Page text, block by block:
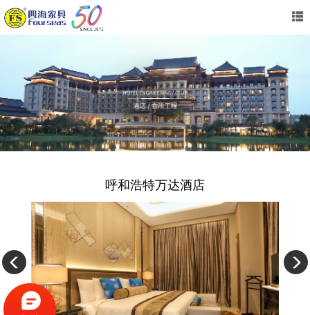
呼和浩特万达酒店